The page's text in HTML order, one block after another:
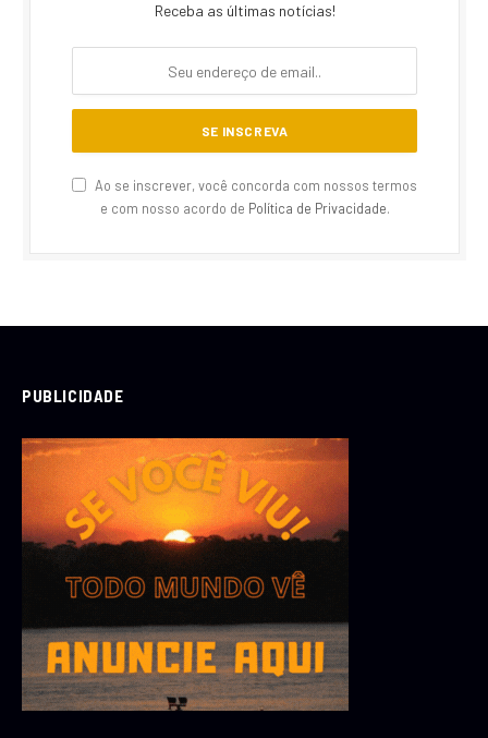
Receba as últimas notícias!
Ao se inscrever, você concorda com nossos termos
e com nosso acordo de Política de Privacidade.
PUBLICIDADE